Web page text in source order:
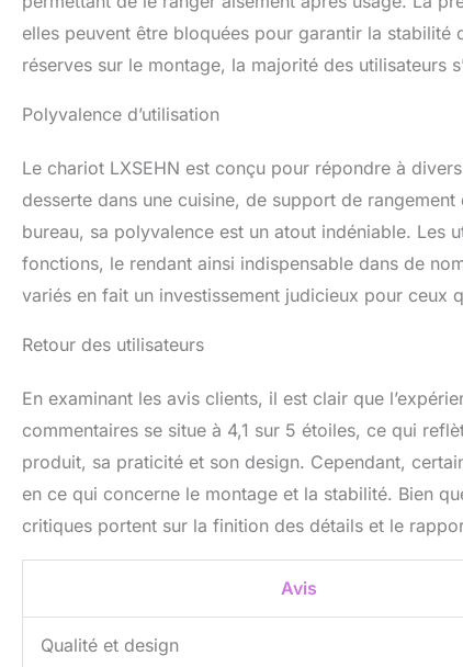
elles peuvent être bloquées pour garantir la
réserves sur le montage, la majorité des utilisateurs
Polyvalence d’utilisation
Le chariot LXSEHN est conçu pour répondre à
desserte dans une cuisine, de support de
bureau, sa polyvalence est un atout indéniable. Les
fonctions, le rendant ainsi indispensable dans de
variés en fait un investissement judicieux pour ceux
Retour des utilisateurs
En examinant les avis clients, il est clair que
commentaires se situe à 4,1 sur 5 étoiles, ce qui
produit, sa praticité et son design. Cependant,
en ce qui concerne le montage et la stabilité. Bien
critiques portent sur la finition des détails et le
Avis
Qualité et design